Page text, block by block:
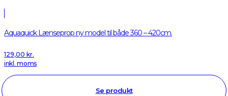
Aquaquick Lænseprop ny model til både 360 – 420cm.
129,00 kr.
inkl. moms
Se produkt